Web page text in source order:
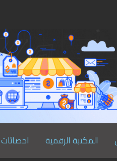
المكتبة الرقمية